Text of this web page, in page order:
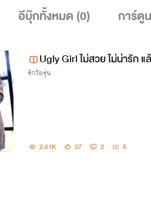
อีบุ๊กทั้งหมด (0) การ์ตู
Ugly Girl ไม่สวย ไม่น่ารัก แ
รักวัยรุ่น
2.61K 37 2 5